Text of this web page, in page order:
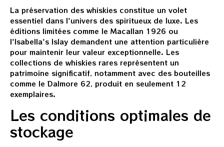
La préservation des whiskies constitue un volet
essentiel dans l'univers des spiritueux de luxe. Les
éditions limitées comme le Macallan 1926 ou
l'Isabella's Islay demandent une attention particulière
pour maintenir leur valeur exceptionnelle. Les
collections de whiskies rares représentent un
patrimoine significatif, notamment avec des bouteilles
comme le Dalmore 62, produit en seulement 12
exemplaires.
Les conditions optimales de
stockage